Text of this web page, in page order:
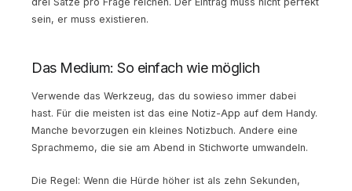
sein, er muss existieren.
Das Medium: So einfach wie möglich
Verwende das Werkzeug, das du sowieso immer dabei
hast. Für die meisten ist das eine Notiz-App auf dem Handy.
Manche bevorzugen ein kleines Notizbuch. Andere eine
Sprachmemo, die sie am Abend in Stichworte umwandeln.
Die Regel: Wenn die Hürde höher ist als zehn Sekunden,